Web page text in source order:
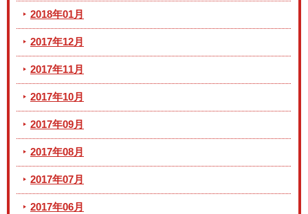
2018年01月
2017年12月
2017年11月
2017年10月
2017年09月
2017年08月
2017年07月
2017年06月